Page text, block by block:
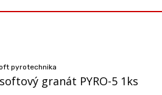
pyrotechnika
granát PYRO-5 1ks